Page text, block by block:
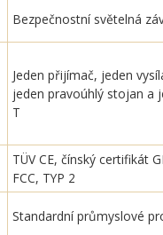
Bezpečnostní světelná
Jeden přijímač, jeden
jeden pravoúhlý stojan a
T
TÜV CE, čínský certifikát
FCC, TYP 2
Standardní průmyslové